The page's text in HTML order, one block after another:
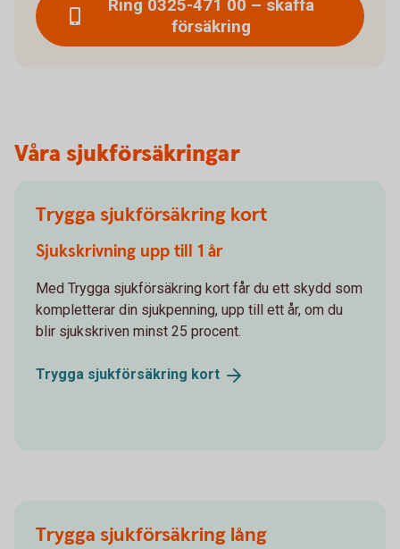
Ring 0325-471 00 – skaffa
försäkring
Våra sjukförsäkringar
Trygga sjukförsäkring kort
Sjukskrivning upp till 1 år
Med Trygga sjukförsäkring kort får du ett skydd som
kompletterar din sjukpenning, upp till ett år, om du
blir sjukskriven minst 25 procent.
Trygga sjukförsäkring kort
Trygga sjukförsäkring lång